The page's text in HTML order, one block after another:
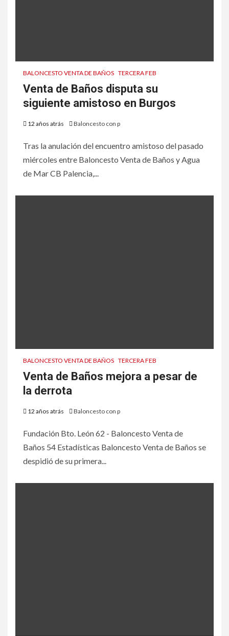
BALONCESTO VENTA DE BAÑOS TERCERA FEB
Venta de Baños disputa su
siguiente amistoso en Burgos
12 años atrás Baloncesto con p
Tras la anulación del encuentro amistoso del pasado
miércoles entre Baloncesto Venta de Baños y Agua
de Mar CB Palencia,...
BALONCESTO VENTA DE BAÑOS TERCERA FEB
Venta de Baños mejora a pesar de
la derrota
12 años atrás Baloncesto con p
Fundación Bto. León 62 - Baloncesto Venta de
Baños 54 Estadísticas Baloncesto Venta de Baños se
despidió de su primera...